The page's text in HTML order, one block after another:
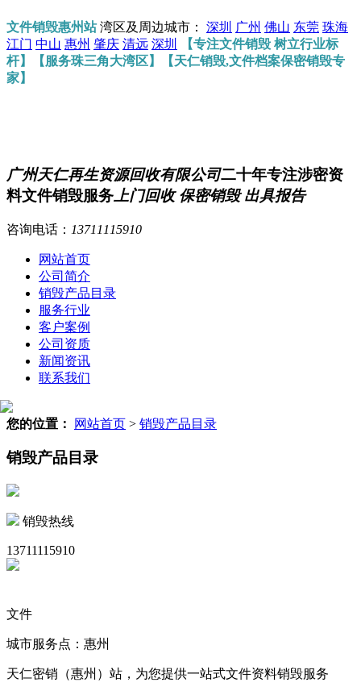
文件销毁惠州站湾区及周边城市： 深圳 广州 佛山 东莞 珠海
江门 中山 惠州 肇庆 清远 深圳
【专注文件销毁 树立行业标
杆】【服务珠三角大湾区】【天仁销毁,文件档案保密销毁专
家】
广州天仁再生资源回收有限公司二十年专注涉密资
料文件销毁服务 上门回收 保密销毁 出具报告
咨询电话： 13711115910
网站首页
公司简介
销毁产品目录
服务行业
客户案例
公司资质
新闻资讯
联系我们
您的位置： 网站首页 > 销毁产品目录
销毁产品目录
销毁热线
13711115910
文件
城市服务点：惠州
天仁密销（惠州）站，为您提供一站式文件资料销毁服务